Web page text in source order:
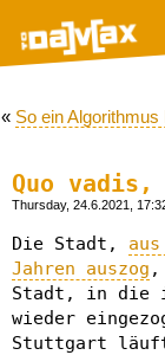
« So ein
Quo
Thursday, 24.6.2021,
Die Stadt,
Jahren auszog ,
Stadt, in die
wieder
Stuttgart